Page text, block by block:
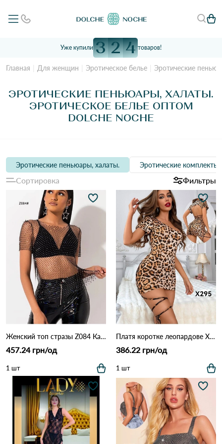
Уже купили 3 2 4 товаров!
Главная Для женщин Эротическое белье Эротические
ЭРОТИЧЕСКИЕ ПЕНЬЮАРЫ, ХАЛАТЫ.
ЭРОТИЧЕСКОЕ БЕЛЬЕ ОПТОМ
DOLCHE NOCHE
Эротические пеньюары, халаты. Эротические комплекты
Сортировка Фильтры
Женский топ стразы Z084 Как на фото
457.24 грн/од
1 шт
Платя коротке леопардове X295 Леопардовий
386.22 грн/од
1 шт